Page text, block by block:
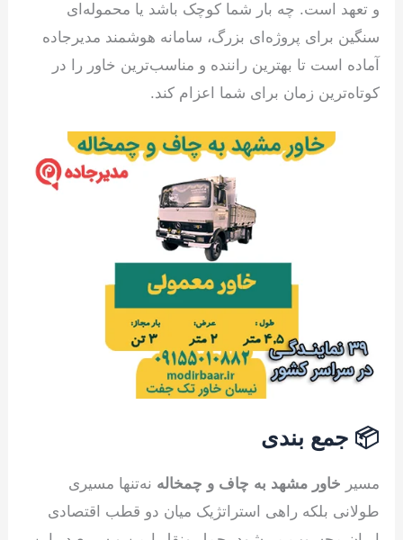
و تعهد است. چه بار شما کوچک باشد یا محموله‌ای
سنگین برای پروژه‌ای بزرگ، سامانه هوشمند مدیرجاده
آماده است تا بهترین راننده و مناسب‌ترین خاور را در
کوتاه‌ترین زمان برای شما اعزام کند.
📦 جمع بندی
مسیر خاور مشهد به چاف و چمخاله نه‌تنها مسیری
طولانی بلکه راهی استراتژیک میان دو قطب اقتصادی